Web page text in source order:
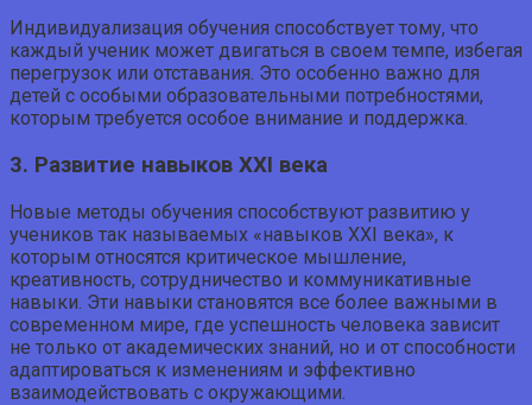
Индивидуализация обучения способствует тому, что
каждый ученик может двигаться в своем темпе, избегая
перегрузок или отставания. Это особенно важно для
детей с особыми образовательными потребностями,
которым требуется особое внимание и поддержка.
3. Развитие навыков XXI века
Новые методы обучения способствуют развитию у
учеников так называемых «навыков XXI века», к
которым относятся критическое мышление,
креативность, сотрудничество и коммуникативные
навыки. Эти навыки становятся все более важными в
современном мире, где успешность человека зависит
не только от академических знаний, но и от способности
адаптироваться к изменениям и эффективно
взаимодействовать с окружающими.